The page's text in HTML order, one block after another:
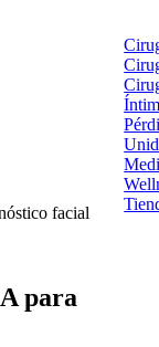
facial
para